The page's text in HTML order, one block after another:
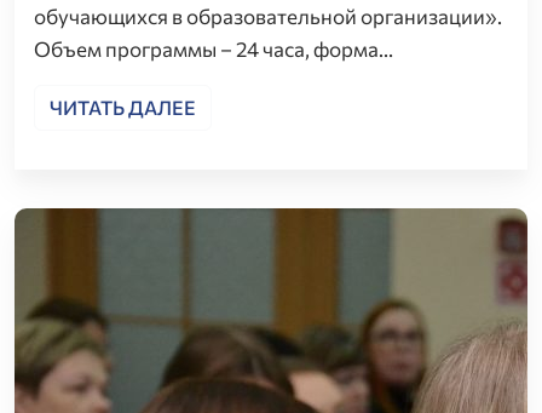
обучающихся в образовательной организации».
Объем программы – 24 часа, форма…
ЧИТАТЬ ДАЛЕЕ